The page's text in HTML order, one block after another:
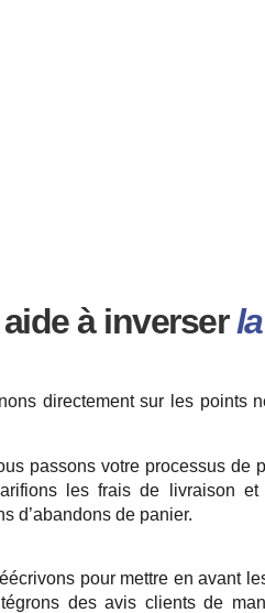
à inverserla
directement sur les points
passons votre processus de
les frais de livraison et
d’abandons de panier.
pour mettre en avant
des avis clients de